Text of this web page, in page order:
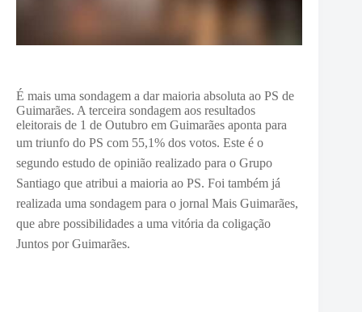
É mais uma sondagem a dar maioria absoluta ao PS de
Guimarães. A terceira sondagem aos resultados
eleitorais de 1 de Outubro em Guimarães aponta para
um triunfo do PS com 55,1% dos votos. Este é o
segundo estudo de opinião realizado para o Grupo
Santiago que atribui a maioria ao PS. Foi também já
realizada uma sondagem para o jornal Mais Guimarães,
que abre possibilidades a uma vitória da coligação
Juntos por Guimarães.